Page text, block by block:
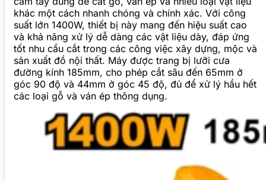
khác một cách nhanh chóng và chính xác. Với công
suất lớn 1400W, thiết bị này mang đến hiệu suất cao
và khả năng xử lý dễ dàng các vật liệu dày, đáp ứng
tốt nhu cầu cắt trong các công việc xây dựng, mộc và
sản xuất đồ nội thất. Máy được trang bị lưỡi cưa
đường kính 185mm, cho phép cắt sâu đến 65mm ở
góc 90 độ và 44mm ở góc 45 độ, đủ để xử lý hầu hết
các loại gỗ và ván ép thông dụng.